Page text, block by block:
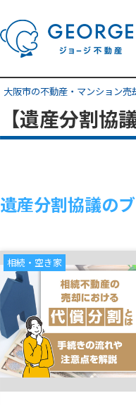
大阪市の不動産・マンション
【遺産分割協
遺産分割協議の
相続・空き家